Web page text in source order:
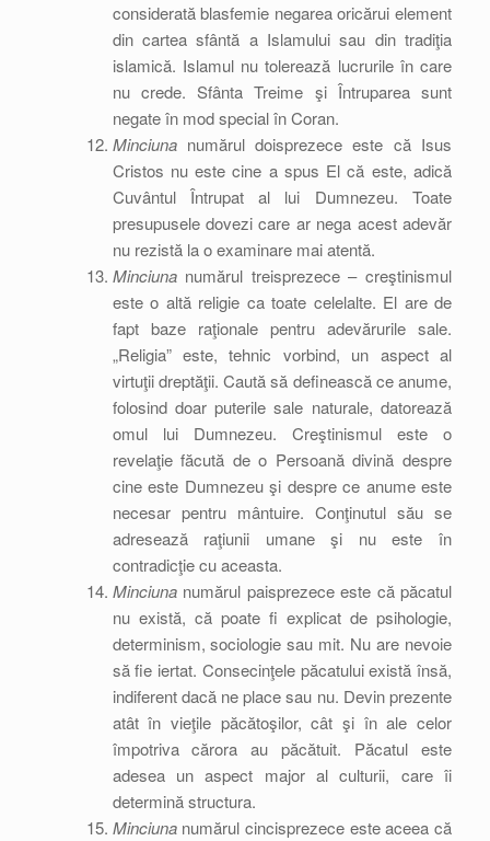
considerată blasfemie negarea oricărui element
din cartea sfântă a Islamului sau din tradiţia
islamică. Islamul nu tolerează lucrurile în care
nu crede. Sfânta Treime şi Întruparea sunt
negate în mod special în Coran.
Minciunanumărul doisprezece este că Isus
Cristos nu este cine a spus El că este, adică
Cuvântul Întrupat al lui Dumnezeu. Toate
presupusele dovezi care ar nega acest adevăr
nu rezistă la o examinare mai atentă.
Minciunanumărul treisprezece – creştinismul
este o altă religie ca toate celelalte. El are de
fapt baze raţionale pentru adevărurile sale.
„Religia” este, tehnic vorbind, un aspect al
virtuţii dreptăţii. Caută să definească ce anume,
folosind doar puterile sale naturale, datorează
omul lui Dumnezeu. Creştinismul este o
revelaţie făcută de o Persoană divină despre
cine este Dumnezeu şi despre ce anume este
necesar pentru mântuire. Conţinutul său se
adresează raţiunii umane şi nu este în
contradicţie cu aceasta.
Minciunanumărul paisprezece este că păcatul
nu există, că poate fi explicat de psihologie,
determinism, sociologie sau mit. Nu are nevoie
să fie iertat. Consecinţele păcatului există însă,
indiferent dacă ne place sau nu. Devin prezente
atât în vieţile păcătoşilor, cât şi în ale celor
împotriva cărora au păcătuit. Păcatul este
adesea un aspect major al culturii, care îi
determină structura.
Minciunanumărul cincisprezece este aceea că